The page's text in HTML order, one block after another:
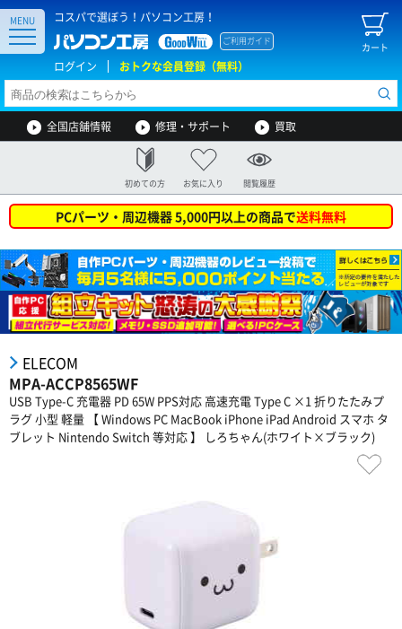
コスパで選ぼう！パソコン工房！
カート
ご利用ガイド
ログイン おトクな会員登録（無料）
MENU
全国店舗情報 修理・サポート 買取
初めての方 お気に入り 閲覧履歴
PCパーツ・周辺機器 5,000円以上の商品で送料無料
ELECOM
MPA-ACCP8565WF
USB Type-C 充電器 PD 65W PPS対応 高速充電 Type C ×1 折りたたみプ
ラグ 小型 軽量 【 Windows PC MacBook iPhone iPad Android スマホ タ
ブレット Nintendo Switch 等対応 】 しろちゃん(ホワイト×ブラック)